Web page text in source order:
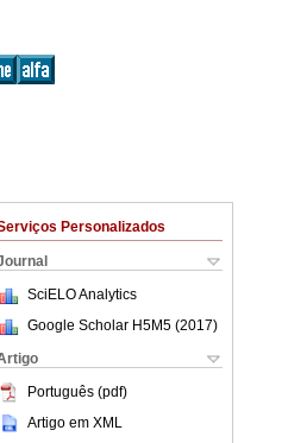
Personalizados
SciELO Analytics
Google Scholar H5M5 (2017)
Português (pdf)
Artigo em XML